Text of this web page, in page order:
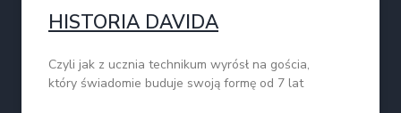
HISTORIA DAVIDA
Czyli jak z ucznia technikum wyrósł na gościa,
który świadomie buduje swoją formę od 7 lat